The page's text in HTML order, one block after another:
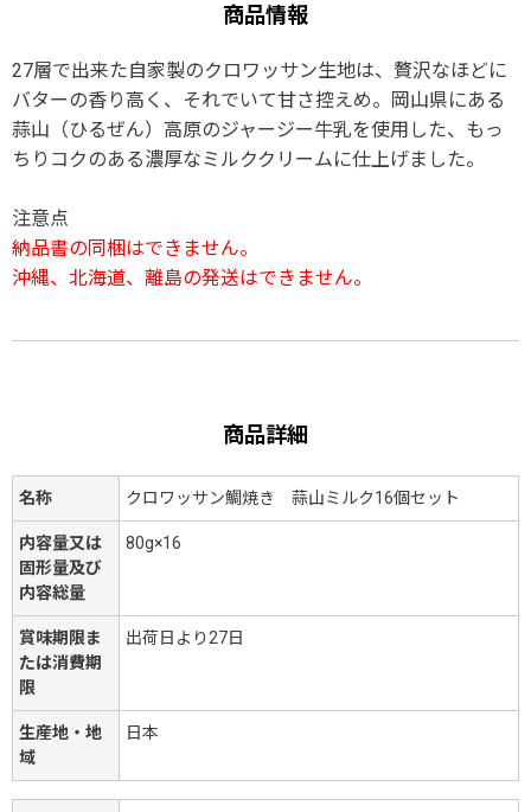
商品情報
27層で出来た自家製のクロワッサン生地は、贅沢なほどに
バターの香り高く、それでいて甘さ控えめ。岡山県にある
蒜山（ひるぜん）高原のジャージー牛乳を使用した、もっ
ちりコクのある濃厚なミルククリームに仕上げました。
注意点
納品書の同梱はできません。
沖縄、北海道、離島の発送はできません。
商品詳細
名称 クロワッサン鯛焼き 蒜山ミルク16個セット
内容量又は
固形量及び
内容総量
80g×16
賞味期限ま
たは消費期
限
出荷日より27日
生産地・地
域
日本